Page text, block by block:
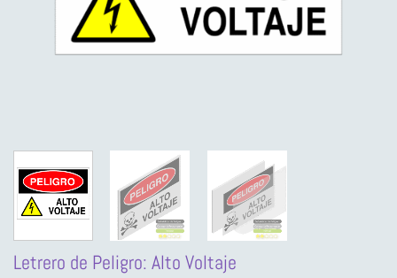
Letrero de Peligro: Alto Voltaje